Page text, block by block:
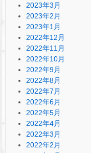
2023年3月
2023年2月
2023年1月
2022年12月
2022年11月
2022年10月
2022年9月
2022年8月
2022年7月
2022年6月
2022年5月
2022年4月
2022年3月
2022年2月